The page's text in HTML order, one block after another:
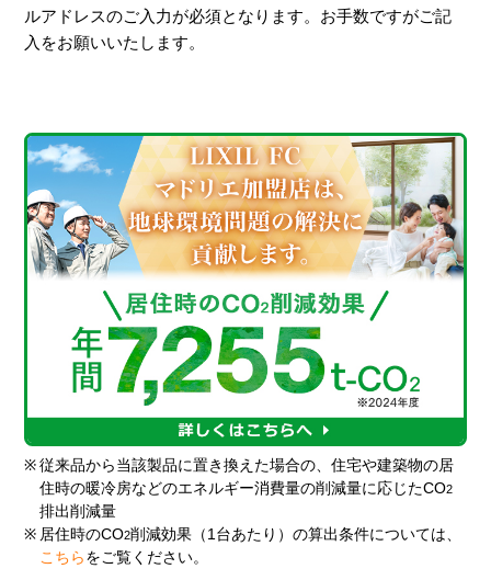
ルアドレスのご入力が必須となります。お手数ですがご記
入をお願いいたします。
※ 従来品から当該製品に置き換えた場合の、住宅や建築物の居
住時の暖冷房などのエネルギー消費量の削減量に応じたCO2
排出削減量
※ 居住時のCO2削減効果（1台あたり）の算出条件については、
こちら をご覧ください。